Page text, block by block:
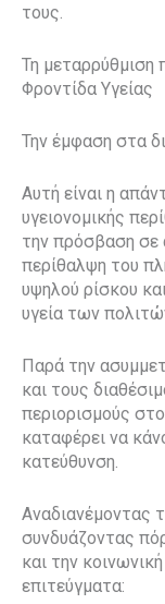
τους.
Τη
Φροντίδα Υγείας
Την έμφαση στα
Αυτή είναι η
υγειονομικής
την πρόσβαση σε
περίθαλψη του
υψηλού ρίσκου
υγεία των
Παρά την
και τους
περιορισμούς
καταφέρει να
κατεύθυνση.
Αναδιανέμοντας
συνδυάζοντας
και την
επιτεύγματα: